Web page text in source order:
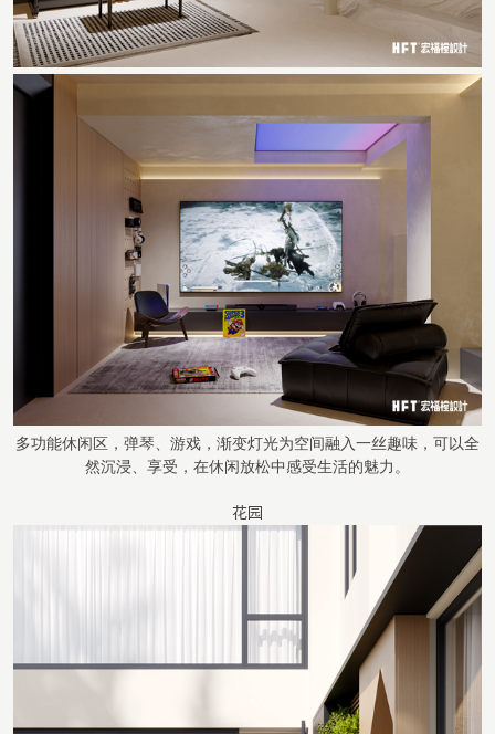
多功能休闲区，弹琴、游戏，渐变灯光为空间融入一丝趣味，可以全
然沉浸、享受，在休闲放松中感受生活的魅力。
花园